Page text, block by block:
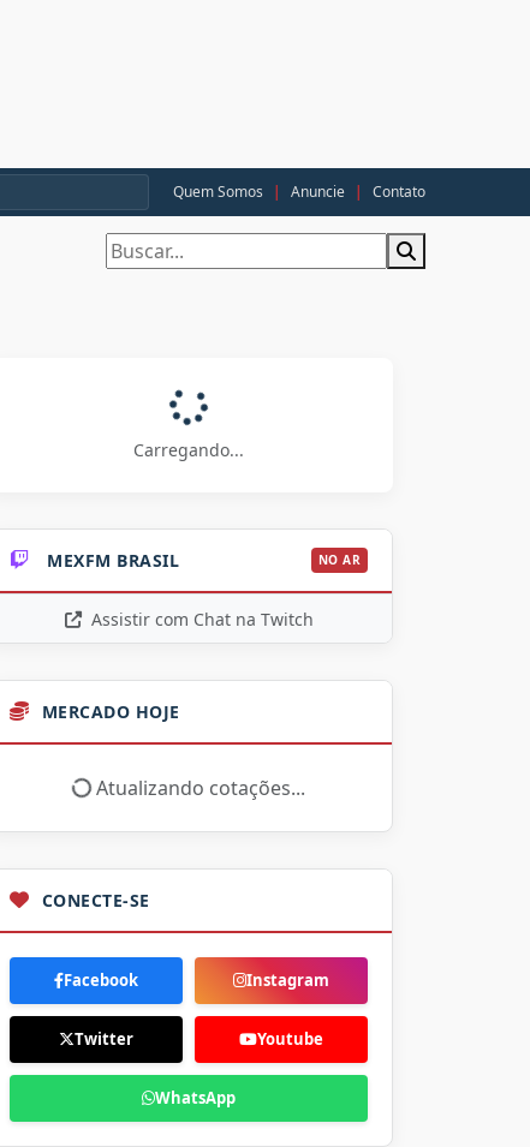
Quem Somos | Anuncie | Contato
Carregando...
MEXFM BRASIL NO AR
Assistir com Chat na Twitch
MERCADO HOJE
Atualizando cotações...
CONECTE-SE
Facebook Instagram
Twitter Youtube
WhatsApp